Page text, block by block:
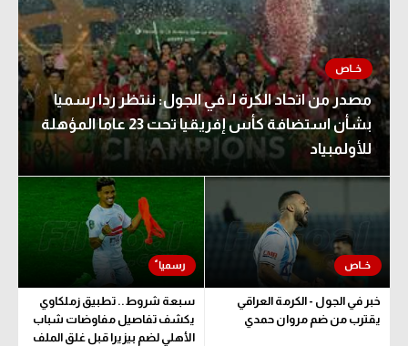
مصدر من اتحاد الكرة لـ في الجول: ننتظر ردا رسميا
بشأن استضافة كأس إفريقيا تحت 23 عاما المؤهلة
للأولمبياد
خبر في الجول - الكرمة العراقي
يقترب من ضم مروان حمدي
سبعة شروط.. تطبيق زملكاوي
يكشف تفاصيل مفاوضات شباب
الأهلي لضم بيزيرا قبل غلق الملف